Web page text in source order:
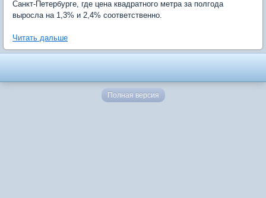
Санкт-Петербурге, где цена квадратного метра за полгода
выросла на 1,3% и 2,4% соответственно.
Читать дальше
Полная версия